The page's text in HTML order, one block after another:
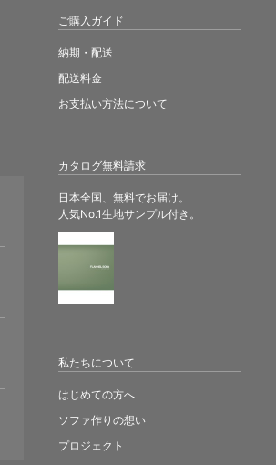
カタログ無料請求
日本全国、無料でお届け。
人気No.1生地サンプル付き。
ご購入ガイド
納期・配送
配送料金
お支払い方法について
私たちについて
はじめての方へ
ソファ作りの想い
プロジェクト